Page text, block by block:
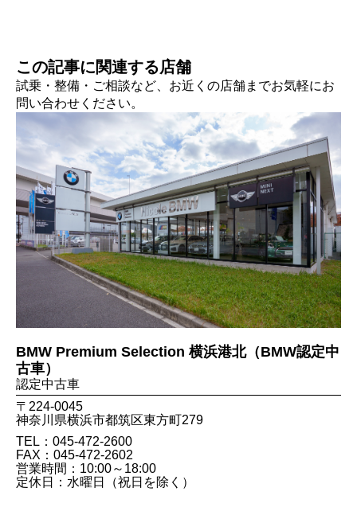
この記事に関連する店舗
試乗・整備・ご相談など、お近くの店舗までお気軽にお
問い合わせください。
BMW Premium Selection 横浜港北（BMW認定中
古車）
認定中古車
〒224-0045
神奈川県横浜市都筑区東方町279
TEL：045-472-2600
FAX：045​-472​-2602
営業時間：10:00～18:00
定休日：水曜日（祝日を除く）